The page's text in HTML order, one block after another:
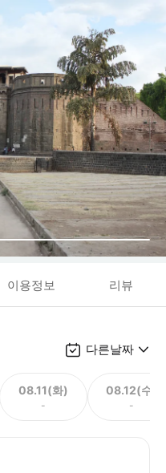
이용정보 리뷰
다른날짜
08.11(화)
-
08.12(수)
-